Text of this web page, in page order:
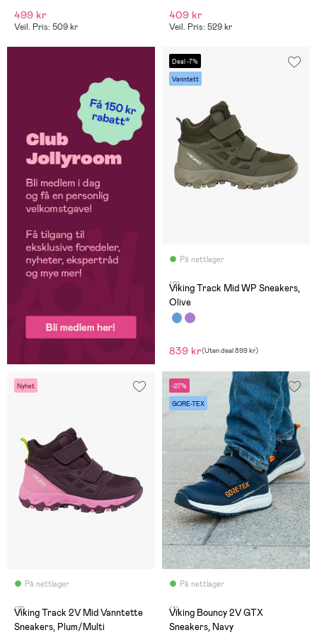
499 kr
Veil. Pris: 509 kr
409 kr
Veil. Pris: 529 kr
Deal -7%
Vanntett
På nettlager
(2)
Viking Track Mid WP Sneakers,
Olive
839 kr(Uten deal899 kr)
Nyhet
På nettlager
(2)
Viking Track 2V Mid Vanntette
Sneakers, Plum/Multi
-27%
GORE-TEX
På nettlager
(1)
Viking Bouncy 2V GTX
Sneakers, Navy